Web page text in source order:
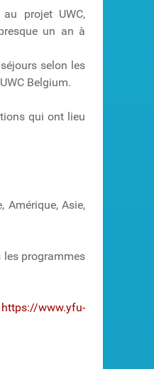
projet UWC,
un an à
selon les
Belgium.
qui ont lieu
Amérique, Asie,
les programmes
https://www.yfu-